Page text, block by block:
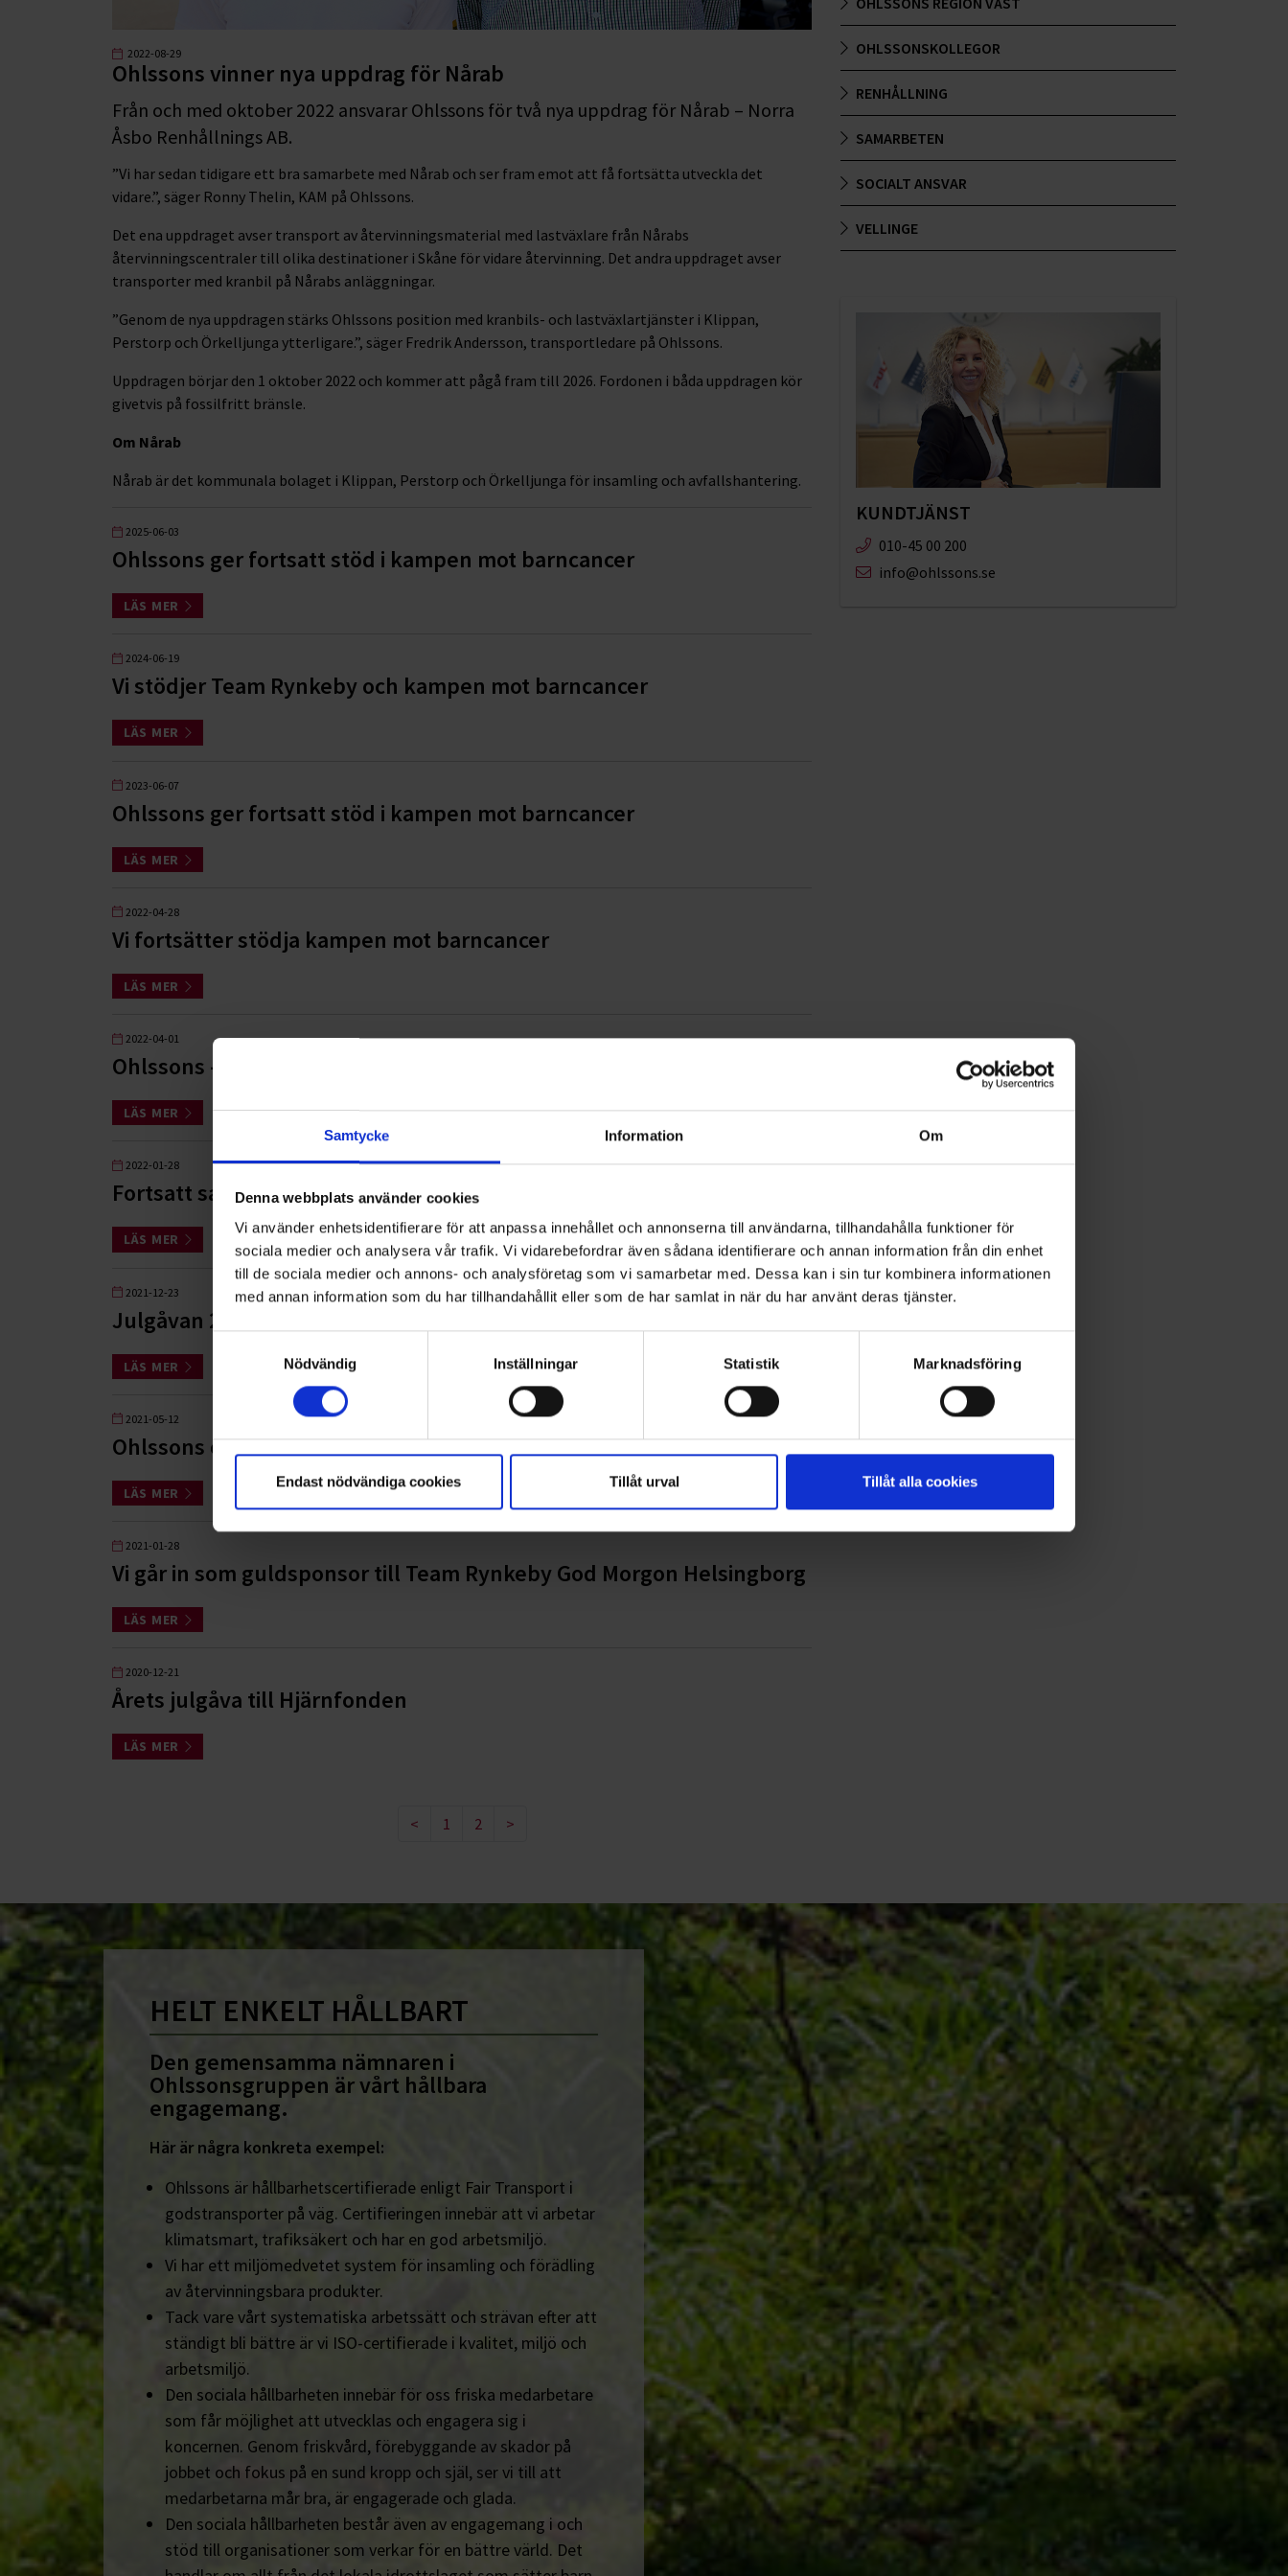
Samtycke Information Om
Denna webbplats använder cookies
Vi använder enhetsidentifierare för att anpassa innehållet och annonserna till användarna, tillhandahålla funktioner för
sociala medier och analysera vår trafik. Vi vidarebefordrar även sådana identifierare och annan information från din enhet
till de sociala medier och annons- och analysföretag som vi samarbetar med. Dessa kan i sin tur kombinera informationen
med annan information som du har tillhandahållit eller som de har samlat in när du har använt deras tjänster.
Nödvändig
Inställningar Statistik Marknadsföring
Endast nödvändiga cookies Tillåt urval Tillåt alla cookies
2022-08-29
Ohlssons vinner nya uppdrag för Nårab
Från och med oktober 2022 ansvarar Ohlssons för två nya uppdrag för Nårab – Norra
Åsbo Renhållnings AB.
”Vi har sedan tidigare ett bra samarbete med Nårab och ser fram emot att få fortsätta utveckla det
vidare.”, säger Ronny Thelin, KAM på Ohlssons.
Det ena uppdraget avser transport av återvinningsmaterial med lastväxlare från Nårabs
återvinningscentraler till olika destinationer i Skåne för vidare återvinning. Det andra uppdraget avser
transporter med kranbil på Nårabs anläggningar.
”Genom de nya uppdragen stärks Ohlssons position med kranbils- och lastväxlartjänster i Klippan,
Perstorp och Örkelljunga ytterligare.”, säger Fredrik Andersson, transportledare på Ohlssons.
Uppdragen börjar den 1 oktober 2022 och kommer att pågå fram till 2026. Fordonen i båda uppdragen kör
givetvis på fossilfritt bränsle.
Om Nårab
Nårab är det kommunala bolaget i Klippan, Perstorp och Örkelljunga för insamling och avfallshantering.
2025-06-03
Ohlssons ger fortsatt stöd i kampen mot barncancer
LÄS MER
2024-06-19
Vi stödjer Team Rynkeby och kampen mot barncancer
LÄS MER
2023-06-07
Ohlssons ger fortsatt stöd i kampen mot barncancer
LÄS MER
2022-04-28
Vi fortsätter stödja kampen mot barncancer
LÄS MER
2022-04-01
Ohlssons - officiell hållbarhetspartner till Hittarps IK
LÄS MER
2022-01-28
Fortsatt samarbete med Skånela
LÄS MER
2021-12-23
Julgåvan 2021 till Hjärnfonden
LÄS MER
2021-05-12
Ohlssons och Arlandastad Golf inleder partnerskap
LÄS MER
2021-01-28
Vi går in som guldsponsor till Team Rynkeby God Morgon Helsingborg
LÄS MER
2020-12-21
Årets julgåva till Hjärnfonden
LÄS MER
< 1 2 >
OHLSSONSKOLLEGOR
RENHÅLLNING
SAMARBETEN
SOCIALT ANSVAR
VELLINGE
KUNDTJÄNST
010-45 00 200​
info@ohlssons.se
HELT ENKELT HÅLLBART
Den gemensamma nämnaren i
Ohlssonsgruppen är vårt hållbara
engagemang.
Här är några konkreta exempel:
Ohlssons är hållbarhetscertifierade enligt Fair Transport i
godstransporter på väg. Certifieringen innebär att vi arbetar
klimatsmart, trafiksäkert och har en god arbetsmiljö.
Vi har ett miljömedvetet system för insamling och förädling
av återvinningsbara produkter.
Tack vare vårt systematiska arbetssätt och strävan efter att
ständigt bli bättre är vi ISO-certifierade i kvalitet, miljö och
arbetsmiljö.
Den sociala hållbarheten innebär för oss friska medarbetare
som får möjlighet att utvecklas och engagera sig i
koncernen. Genom friskvård, förebyggande av skador på
jobbet och fokus på en sund kropp och själ, ser vi till att
medarbetarna mår bra, är engagerade och glada.
Den sociala hållbarheten består även av engagemang i och
stöd till organisationer som verkar för en bättre värld. Det